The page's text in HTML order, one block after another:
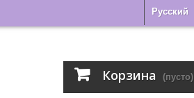
Русский
Корзина (пусто)